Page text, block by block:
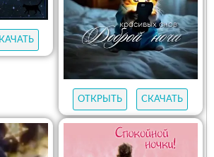
ОТКРЫТЬ СКАЧАТЬ